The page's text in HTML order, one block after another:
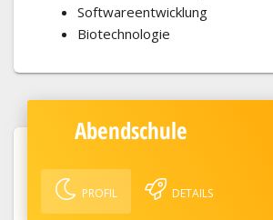
Softwareentwicklung
Biotechnologie
Abendschule
PROFIL DETAILS